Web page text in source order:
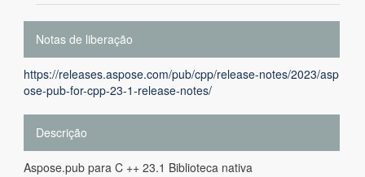
Notas de liberação
https://releases.aspose.com/pub/cpp/release-notes/2023/asp
ose-pub-for-cpp-23-1-release-notes/
Descrição
Aspose.pub para C ++ 23.1 Biblioteca nativa